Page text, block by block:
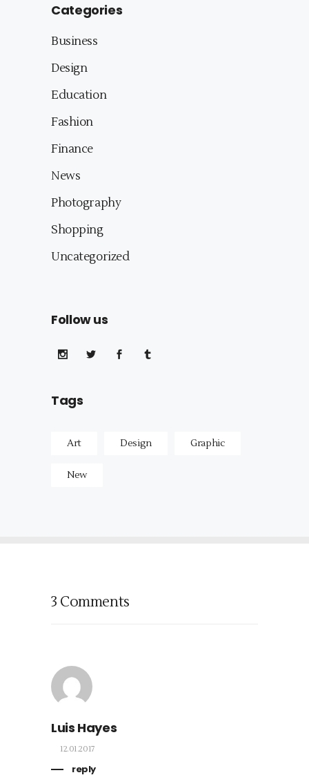
Categories
Business
Design
Education
Fashion
Finance
News
Photography
Shopping
Uncategorized
Follow us
Tags
Art Design Graphic
New
3 Comments
Luis Hayes
12.01.2017
reply